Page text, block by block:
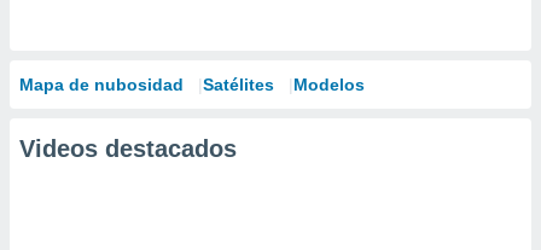
Mapa de nubosidad Satélites Modelos
Videos destacados